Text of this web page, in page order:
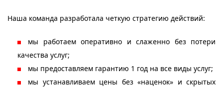
Наша команда разработала четкую стратегию действий:
мы работаем оперативно и слаженно без потери
качества услуг;
мы предоставляем гарантию 1 год на все виды услуг;
мы устанавливаем цены без «наценок» и скрытых